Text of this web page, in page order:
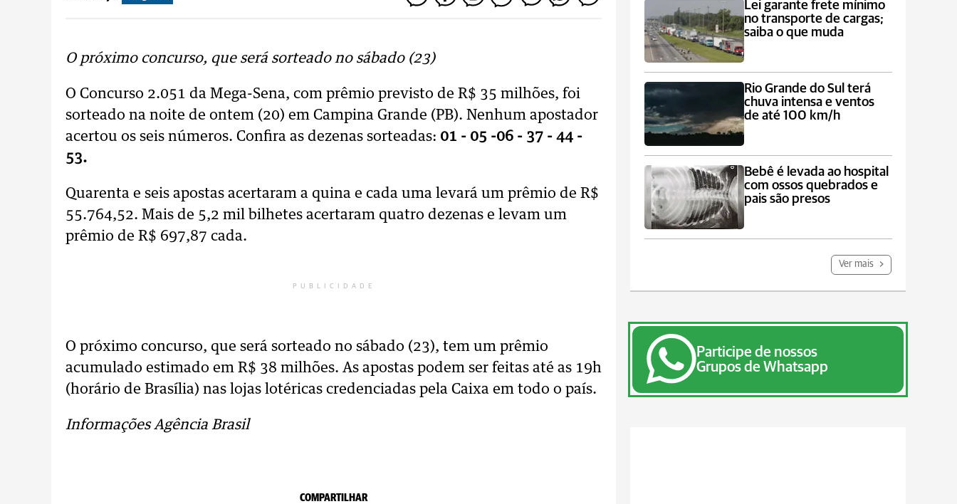
O próximo concurso, que será sorteado no sábado (23)
O Concurso 2.051 da Mega-Sena, com prêmio previsto de R$ 35 milhões, foi
sorteado na noite de ontem (20) em Campina Grande (PB). Nenhum apostador
acertou os seis números. Confira as dezenas sorteadas: 01 - 05 -06 - 37 - 44 -
53.
Quarenta e seis apostas acertaram a quina e cada uma levará um prêmio de R$
55.764,52. Mais de 5,2 mil bilhetes acertaram quatro dezenas e levam um
prêmio de R$ 697,87 cada.
PUBLICIDADE
O próximo concurso, que será sorteado no sábado (23), tem um prêmio
acumulado estimado em R$ 38 milhões. As apostas podem ser feitas até as 19h
(horário de Brasília) nas lojas lotéricas credenciadas pela Caixa em todo o país.
Informações Agência Brasil
COMPARTILHAR
Lei garante frete mínimo
no transporte de cargas;
saiba o que muda
Rio Grande do Sul terá
chuva intensa e ventos
de até 100 km/h
Bebê é levada ao hospital
com ossos quebrados e
pais são presos
Ver mais
Participe de nossos
Grupos de Whatsapp